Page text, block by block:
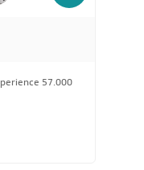
57.000